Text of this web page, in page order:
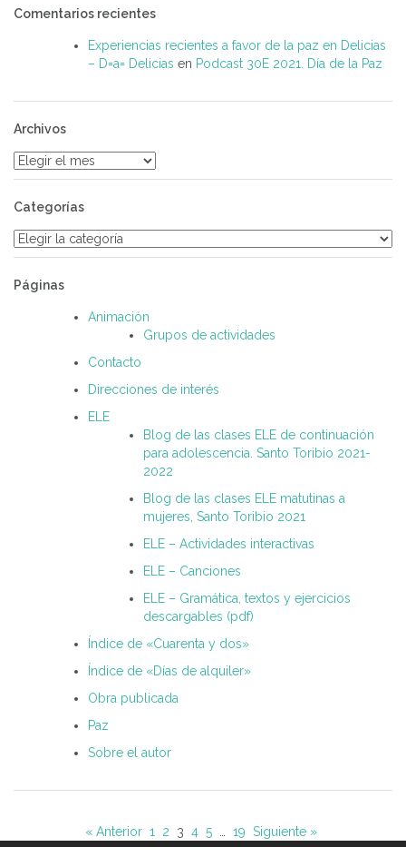
Comentarios recientes
Experiencias recientes a favor de la paz en Delicias
– D=a= Delicias en Podcast 30E 2021. Día de la Paz
Archivos
Archivos
Categorías
Categorías
Páginas
Animación
Grupos de actividades
Contacto
Direcciones de interés
ELE
Blog de las clases ELE de continuación
para adolescencia. Santo Toribio 2021-
2022
Blog de las clases ELE matutinas a
mujeres, Santo Toribio 2021
ELE – Actividades interactivas
ELE – Canciones
ELE – Gramática, textos y ejercicios
descargables (pdf)
Índice de «Cuarenta y dos»
Índice de «Días de alquiler»
Obra publicada
Paz
Sobre el autor
« Anterior 1 2 3 4 5 19 Siguiente »